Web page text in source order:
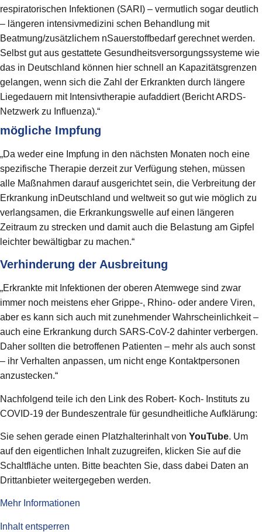
respiratorischen Infektionen (SARI) – vermutlich sogar deutlich
– längeren intensivmedizini schen Behandlung mit
Beatmung/zusätzlichem nSauerstoffbedarf gerechnet werden.
Selbst gut aus gestattete Gesundheitsversorgungssysteme wie
das in Deutschland können hier schnell an Kapazitätsgrenzen
gelangen, wenn sich die Zahl der Erkrankten durch längere
Liegedauern mit Intensivtherapie aufaddiert (Bericht ARDS-
Netzwerk zu Influenza).“
mögliche Impfung
„Da weder eine Impfung in den nächsten Monaten noch eine
spezifische Therapie derzeit zur Verfügung stehen, müssen
alle Maßnahmen darauf ausgerichtet sein, die Verbreitung der
Erkrankung inDeutschland und weltweit so gut wie möglich zu
verlangsamen, die Erkrankungswelle auf einen längeren
Zeitraum zu strecken und damit auch die Belastung am Gipfel
leichter bewältigbar zu machen.“
Verhinderung der Ausbreitung
„Erkrankte mit Infektionen der oberen Atemwege sind zwar
immer noch meistens eher Grippe-, Rhino- oder andere Viren,
aber es kann sich auch mit zunehmender Wahrscheinlichkeit –
auch eine Erkrankung durch SARS-CoV-2 dahinter verbergen.
Daher sollten die betroffenen Patienten – mehr als auch sonst
– ihr Verhalten anpassen, um nicht enge Kontaktpersonen
anzustecken.“
Nachfolgend teile ich den Link des Robert- Koch- Instituts zu
COVID-19 der Bundeszentrale für gesundheitliche Aufklärung:
Sie sehen gerade einen Platzhalterinhalt von YouTube. Um
auf den eigentlichen Inhalt zuzugreifen, klicken Sie auf die
Schaltfläche unten. Bitte beachten Sie, dass dabei Daten an
Drittanbieter weitergegeben werden.
Mehr Informationen
Inhalt entsperren